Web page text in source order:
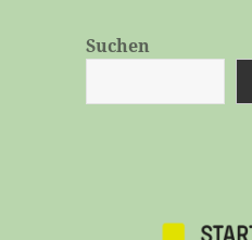
Suchen